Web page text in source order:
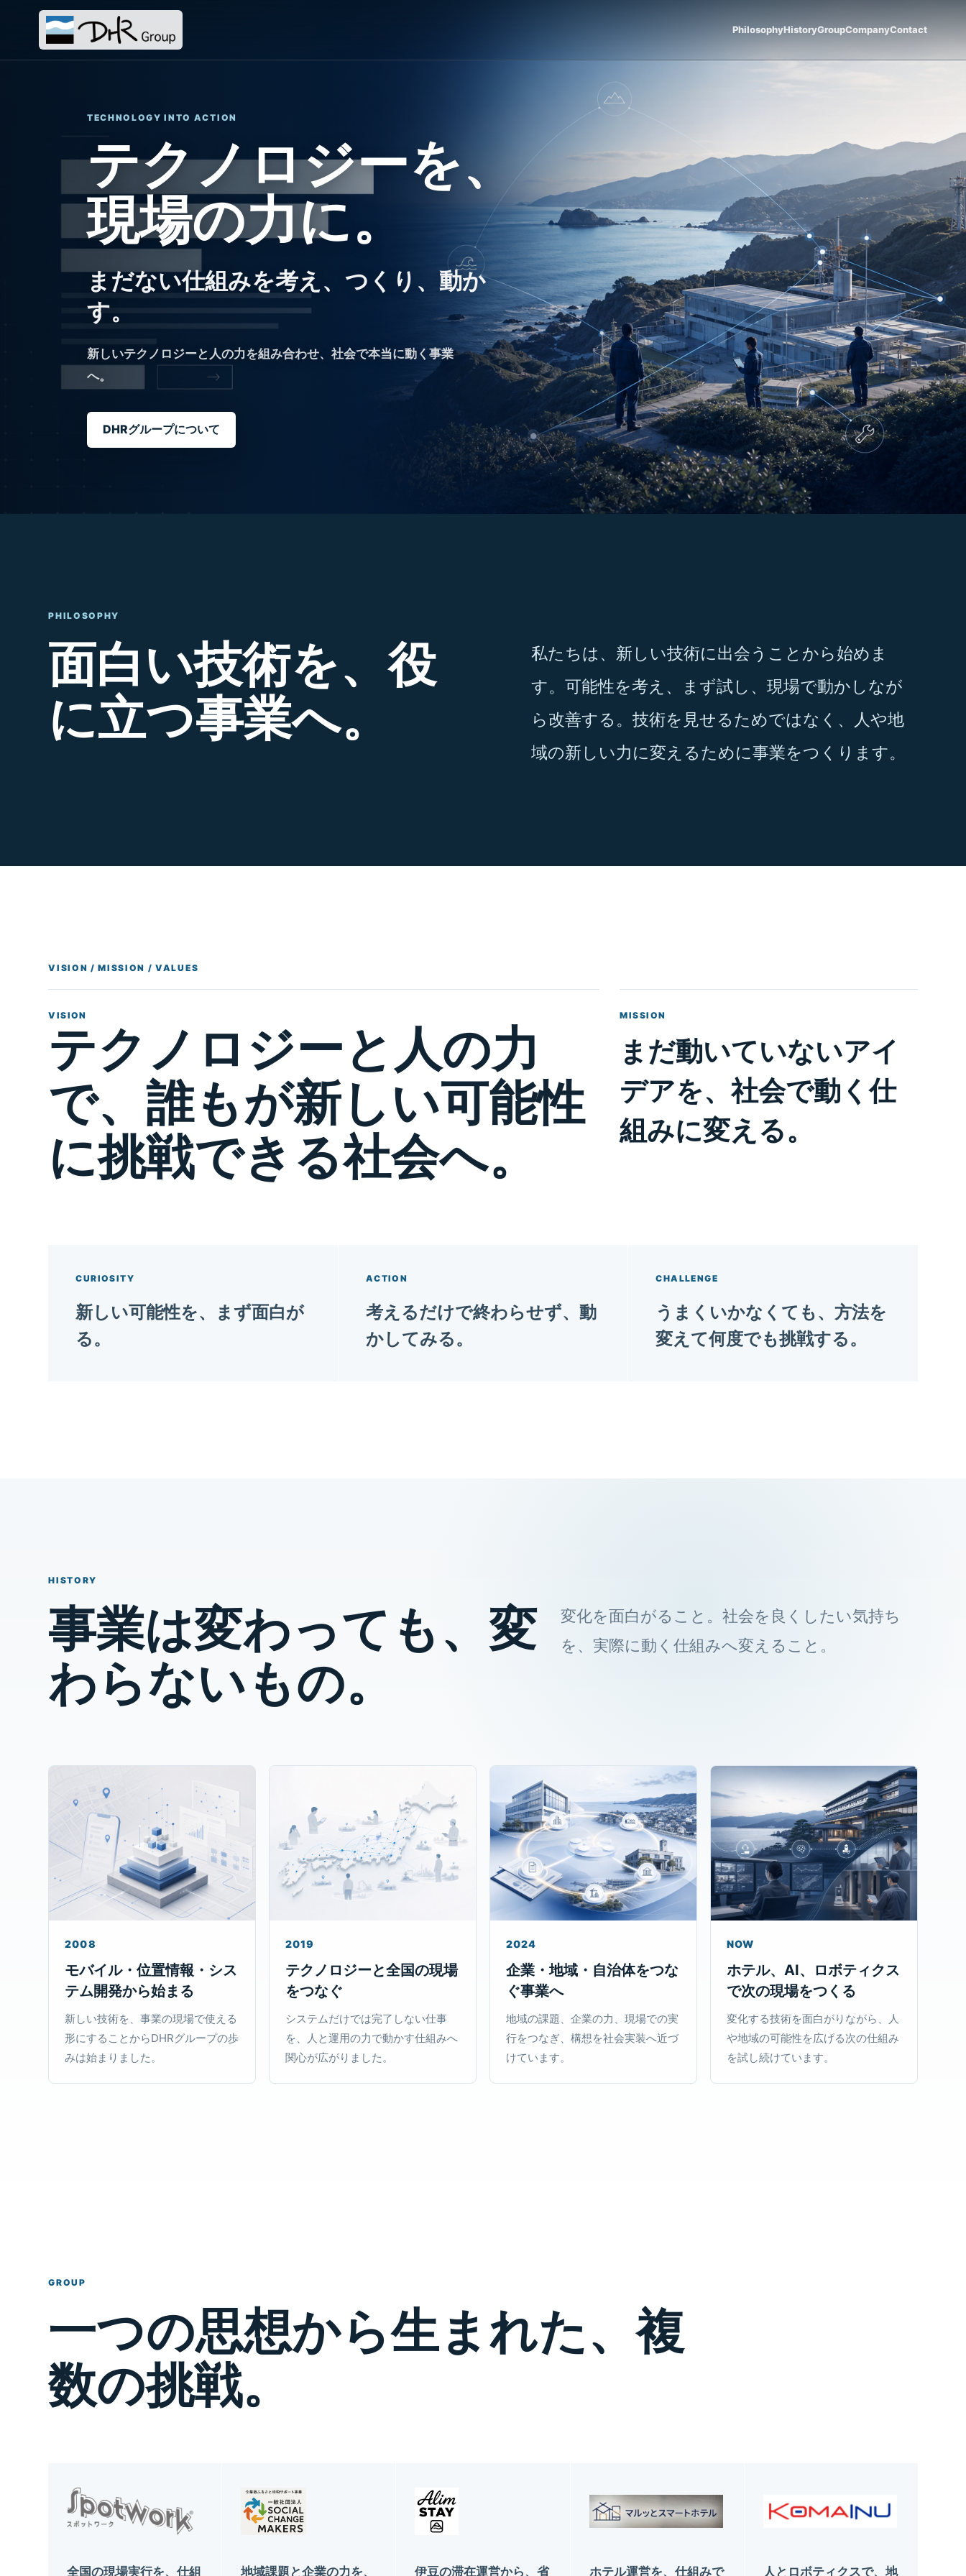
PhilosophyHistoryGroupCompanyContact
TECHNOLOGY INTO ACTION
テクノロジーを、
現場の力に。
まだない仕組みを考え、つくり、動か
す。
新しいテクノロジーと人の力を組み合わせ、社会で本当に動く事業
へ。
DHRグループについて
PHILOSOPHY
面白い技術を、役
に立つ事業へ。
私たちは、新しい技術に出会うことから始めま
す。可能性を考え、まず試し、現場で動かしなが
ら改善する。技術を見せるためではなく、人や地
域の新しい力に変えるために事業をつくります。
VISION / MISSION / VALUES
VISION
テクノロジーと人の力
で、誰もが新しい可能性
に挑戦できる社会へ。
MISSION
まだ動いていないアイ
デアを、社会で動く仕
組みに変える。
CURIOSITY
新しい可能性を、まず面白が
る。
ACTION
考えるだけで終わらせず、動
かしてみる。
CHALLENGE
うまくいかなくても、方法を
変えて何度でも挑戦する。
HISTORY
事業は変わっても、変
わらないもの。
変化を面白がること。社会を良くしたい気持ち
を、実際に動く仕組みへ変えること。
2008
モバイル・位置情報・シス
テム開発から始まる
新しい技術を、事業の現場で使える
形にすることからDHRグループの歩
みは始まりました。
2019
テクノロジーと全国の現場
をつなぐ
システムだけでは完了しない仕事
を、人と運用の力で動かす仕組みへ
関心が広がりました。
2024
企業・地域・自治体をつな
ぐ事業へ
地域の課題、企業の力、現場での実
行をつなぎ、構想を社会実装へ近づ
けています。
NOW
ホテル、AI、ロボティクス
で次の現場をつくる
変化する技術を面白がりながら、人
や地域の可能性を広げる次の仕組み
を試し続けています。
GROUP
一つの思想から生まれた、複
数の挑戦。
全国の現場実行を、仕組 地域課題と企業の力を、 伊豆の滞在運営から、省 ホテル運営を、仕組みで 人とロボティクスで、地